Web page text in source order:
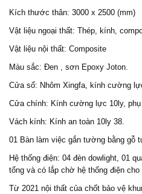
Kích thước thân: 3000 x 2500 (mm)
Vật liệu ngoại thất: Thép, kính,
Vật liệu nội thất: Composite
Màu sắc: Đen , sơn Epoxy Joton.
Cửa sổ: Nhôm Xingfa, kính cường
Cửa chính: Kính cường lực 10ly, phụ
Vách kính: Kính an toàn 10ly 38.
01 Bàn làm việc gắn tường bằng gỗ
Hệ thống điện: 04 đèn dowlight, 01
tổng và có lắp chờ hệ thống điện cho
Từ 2021 nội thất của chốt bảo vệ